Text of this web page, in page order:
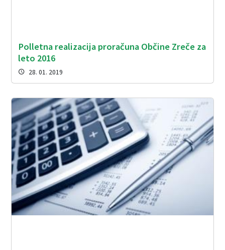
Polletna realizacija proračuna Občine Zreče za
leto 2016
28. 01. 2019